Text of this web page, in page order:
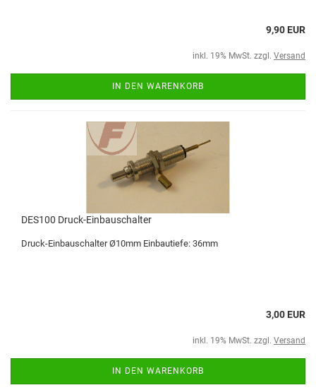
9,90 EUR
inkl. 19% MwSt. zzgl. Versand
IN DEN WARENKORB
DES100 Druck-Einbauschalter
Druck-Einbauschalter Ø10mm Einbautiefe: 36mm
3,00 EUR
inkl. 19% MwSt. zzgl. Versand
IN DEN WARENKORB